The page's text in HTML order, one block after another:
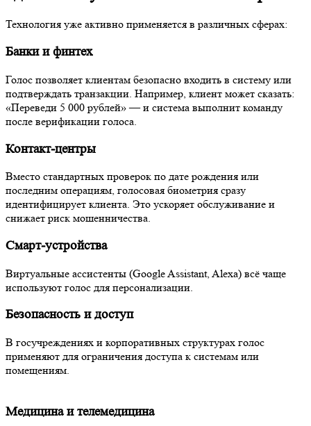
Технология уже активно применяется в различных сферах:
Банки и финтех
Голос позволяет клиентам безопасно входить в систему или
подтверждать транзакции. Например, клиент может сказать:
«Переведи 5 000 рублей» — и система выполнит команду
после верификации голоса.
Контакт-центры
Вместо стандартных проверок по дате рождения или
последним операциям, голосовая биометрия сразу
идентифицирует клиента. Это ускоряет обслуживание и
снижает риск мошенничества.
Смарт-устройства
Виртуальные ассистенты (Google Assistant, Alexa) всё чаще
используют голос для персонализации.
Безопасность и доступ
В госучреждениях и корпоративных структурах голос
применяют для ограничения доступа к системам или
помещениям.
Медицина и телемедицина